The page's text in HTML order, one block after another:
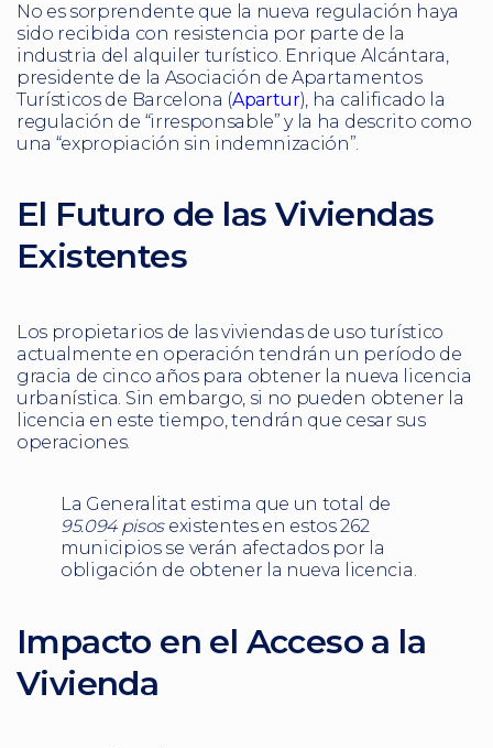
No es sorprendente que la nueva regulación haya
sido recibida con resistencia por parte de la
industria del alquiler turístico. Enrique Alcántara,
presidente de la Asociación de Apartamentos
Turísticos de Barcelona (Apartur), ha calificado la
regulación de “irresponsable” y la ha descrito como
una “expropiación sin indemnización”.
El Futuro de las Viviendas
Existentes
Los propietarios de las viviendas de uso turístico
actualmente en operación tendrán un período de
gracia de cinco años para obtener la nueva licencia
urbanística. Sin embargo, si no pueden obtener la
licencia en este tiempo, tendrán que cesar sus
operaciones.
La Generalitat estima que un total de
95.094 pisosexistentes en estos 262
municipios se verán afectados por la
obligación de obtener la nueva licencia.
Impacto en el Acceso a la
Vivienda